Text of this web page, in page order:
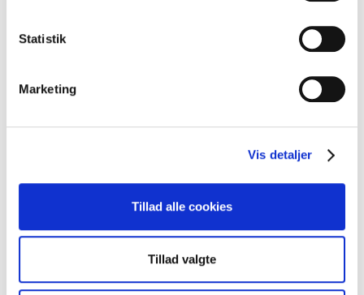
Statistik
Marketing
Vis detaljer
Tillad alle cookies
Tillad valgte